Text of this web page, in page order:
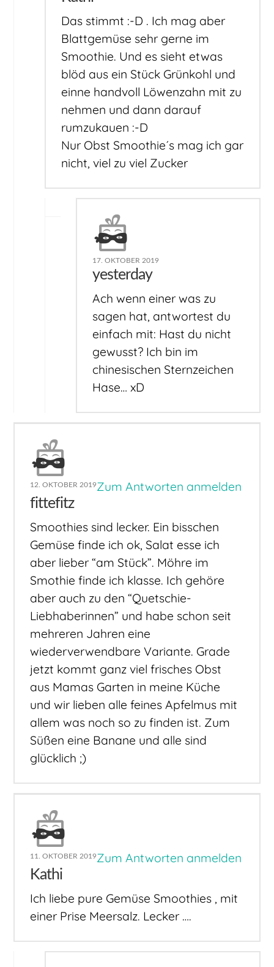
Das stimmt :-D . Ich mag aber
Blattgemüse sehr gerne im
Smoothie. Und es sieht etwas
blöd aus ein Stück Grünkohl und
einne handvoll Löwenzahn mit zu
nehmen und dann darauf
rumzukauen :-D
Nur Obst Smoothie´s mag ich gar
nicht, viel zu viel Zucker
17. OKTOBER 2019
yesterday
Ach wenn einer was zu
sagen hat, antwortest du
einfach mit: Hast du nicht
gewusst? Ich bin im
chinesischen Sternzeichen
Hase… xD
12. OKTOBER 2019Zum Antworten anmelden
fittefitz
Smoothies sind lecker. Ein bisschen
Gemüse finde ich ok, Salat esse ich
aber lieber “am Stück”. Möhre im
Smothie finde ich klasse. Ich gehöre
aber auch zu den “Quetschie-
Liebhaberinnen” und habe schon seit
mehreren Jahren eine
wiederverwendbare Variante. Grade
jetzt kommt ganz viel frisches Obst
aus Mamas Garten in meine Küche
und wir lieben alle feines Apfelmus mit
allem was noch so zu finden ist. Zum
Süßen eine Banane und alle sind
glücklich ;)
11. OKTOBER 2019Zum Antworten anmelden
Kathi
Ich liebe pure Gemüse Smoothies , mit
einer Prise Meersalz. Lecker ….